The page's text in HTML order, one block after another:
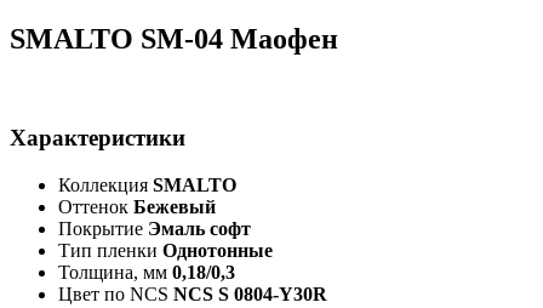
SMALTO SM-04 Маофен
Характеристики
Коллекция SMALTO
Оттенок Бежевый
Покрытие Эмаль софт
Тип пленки Однотонные
Толщина, мм 0,18/0,3
Цвет по NCS NCS S 0804-Y30R